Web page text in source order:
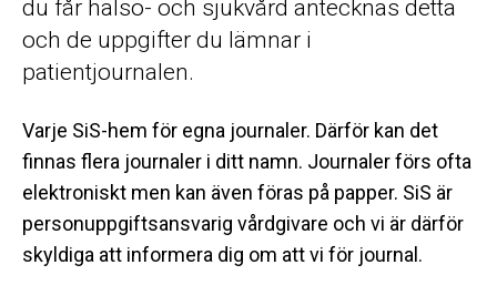
du får hälso- och sjukvård antecknas detta
och de uppgifter du lämnar i
patientjournalen.
Varje SiS-hem för egna journaler. Därför kan det
finnas flera journaler i ditt namn. Journaler förs ofta
elektroniskt men kan även föras på papper. SiS är
personuppgiftsansvarig vårdgivare och vi är därför
skyldiga att informera dig om att vi för journal.